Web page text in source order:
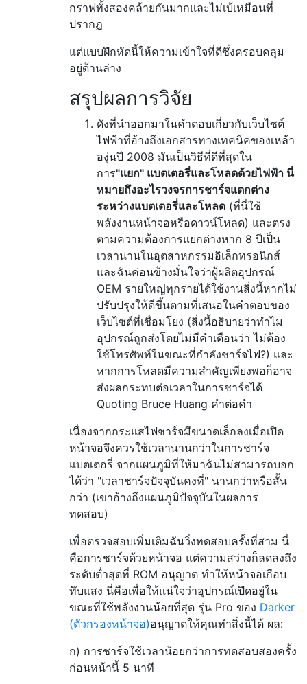
กราฟทั้งสองคล้ายกันมากและไม่เบ้เหมือนที่
ปรากฏ
แต่แบบฝึกหัดนี้ให้ความเข้าใจที่ดีซึ่งครอบคลุม
อยู่ด้านล่าง
สรุปผลการวิจัย
ดังที่นำออกมาในคำตอบเกี่ยวกับเว็บไซต์
ไฟฟ้าที่อ้างถึงเอกสารทางเทคนิคของเหล้า
องุ่นปี 2008 มันเป็นวิธีที่ดีที่สุดใน
การ"แยก" แบตเตอรี่และโหลดด้วยไฟฟ้า นี่
หมายถึงอะไรวงจรการชาร์จแตกต่าง
ระหว่างแบตเตอรี่และโหลด (ที่นี่ใช้
พลังงานหน้าจอหรือดาวน์โหลด) และตรง
ตามความต้องการแยกต่างหาก 8 ปีเป็น
เวลานานในอุตสาหกรรมอิเล็กทรอนิกส์
และฉันค่อนข้างมั่นใจว่าผู้ผลิตอุปกรณ์
OEM รายใหญ่ทุกรายได้ใช้งานสิ่งนี้หากไม่
ปรับปรุงให้ดีขึ้นตามที่เสนอในคำตอบของ
เว็บไซต์ที่เชื่อมโยง (สิ่งนี้อธิบายว่าทำไม
อุปกรณ์ถูกส่งโดยไม่มีคำเตือนว่า ไม่ต้อง
ใช้โทรศัพท์ในขณะที่กำลังชาร์จไฟ?) และ
หากการโหลดมีความสำคัญเพียงพอก็อาจ
ส่งผลกระทบต่อเวลาในการชาร์จได้
Quoting Bruce Huang คำต่อคำ
เนื่องจากกระแสไฟชาร์จมีขนาดเล็กลงเมื่อเปิด
หน้าจอจึงควรใช้เวลานานกว่าในการชาร์จ
แบตเตอรี่ จากแผนภูมิที่ให้มาฉันไม่สามารถบอก
ได้ว่า "เวลาชาร์จปัจจุบันคงที่" นานกว่าหรือสั้น
กว่า (เขาอ้างถึงแผนภูมิปัจจุบันในผลการ
ทดสอบ)
เพื่อตรวจสอบเพิ่มเติมฉันวิ่งทดสอบครั้งที่สาม นี่
คือการชาร์จด้วยหน้าจอ แต่ความสว่างก็ลดลงถึง
ระดับต่ำสุดที่ ROM อนุญาต ทำให้หน้าจอเกือบ
ทึบแสง นี่คือเพื่อให้แน่ใจว่าอุปกรณ์เปิดอยู่ใน
ขณะที่ใช้พลังงานน้อยที่สุด รุ่น Pro ของ Darker
(ตัวกรองหน้าจอ)อนุญาตให้คุณทำสิ่งนี้ได้ ผล:
ก) การชาร์จใช้เวลาน้อยกว่าการทดสอบสองครั้ง
ก่อนหน้านี้ 5 นาที